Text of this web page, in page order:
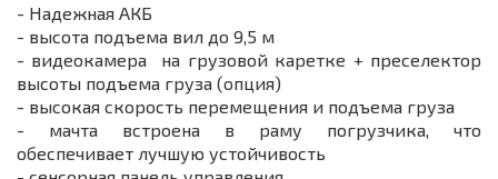
- Надежная АКБ
- высота подъема вил до 9,5 м
- видеокамера на грузовой каретке + преселектор
высоты подъема груза (опция)
- высокая скорость перемещения и подъема груза
- мачта встроена в раму погрузчика, что
обеспечивает лучшую устойчивость